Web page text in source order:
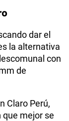
dar el
la alternativa
con
de
Claro Perú,
que mejor se